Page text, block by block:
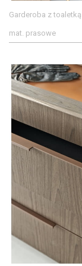
Garderoba z
mat. prasowe